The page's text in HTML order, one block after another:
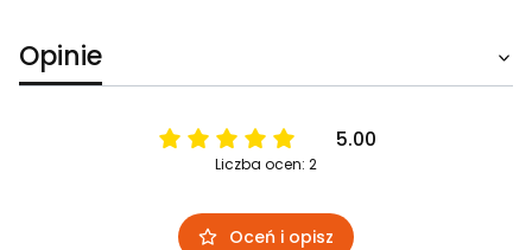
Opinie
5.00
Liczba ocen: 2
Oceń i opisz